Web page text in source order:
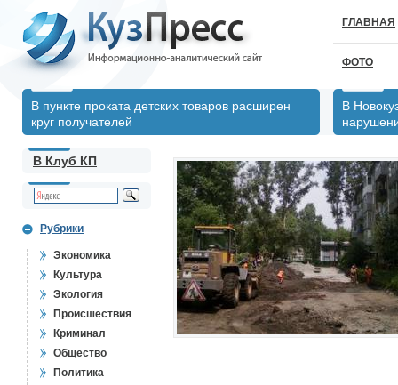
ГЛАВНАЯ
ФОТО
В пункте проката детских товаров расширен
круг получателей
В
В Клуб КП
Рубрики
Экономика
Культура
Экология
Происшествия
Криминал
Общество
Политика